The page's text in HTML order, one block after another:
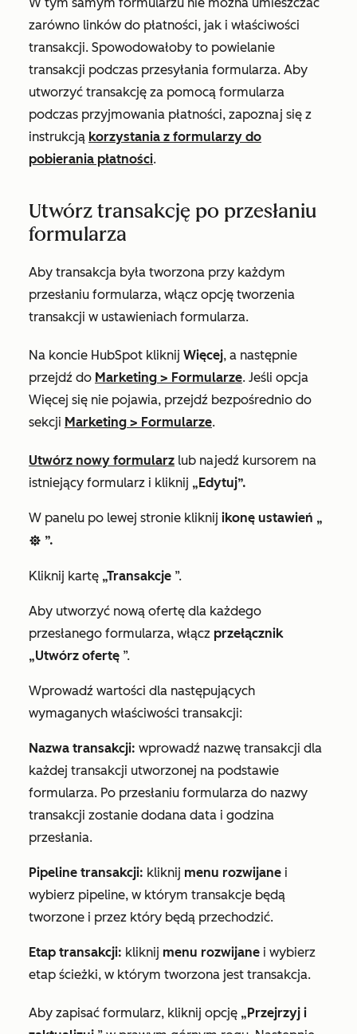
zarówno linków do płatności, jak i właściwości
transakcji. Spowodowałoby to powielanie
transakcji podczas przesyłania formularza. Aby
utworzyć transakcję za pomocą formularza
podczas przyjmowania płatności, zapoznaj się z
instrukcją korzystania z formularzy do
pobierania płatności.
Utwórz transakcję po przesłaniu
formularza
Aby transakcja była tworzona przy każdym
przesłaniu formularza, włącz opcję tworzenia
transakcji w ustawieniach formularza.
Na koncie HubSpot kliknij Więcej, a następnie
przejdź do Marketing > Formularze. Jeśli opcja
Więcej się nie pojawia, przejdź bezpośrednio do
sekcji Marketing > Formularze.
Utwórz nowy formularz lub najedź kursorem na
istniejący formularz i kliknij „Edytuj”.
W panelu po lewej stronie kliknij ikonę ustawień „
settings ”.
Kliknij kartę „Transakcje ”.
Aby utworzyć nową ofertę dla każdego
przesłanego formularza, włącz przełącznik
„Utwórz ofertę ”.
Wprowadź wartości dla następujących
wymaganych właściwości transakcji:
Nazwa transakcji: wprowadź nazwę transakcji dla
każdej transakcji utworzonej na podstawie
formularza. Po przesłaniu formularza do nazwy
transakcji zostanie dodana data i godzina
przesłania.
Pipeline transakcji: kliknij menu rozwijane i
wybierz pipeline, w którym transakcje będą
tworzone i przez który będą przechodzić.
Etap transakcji: kliknij menu rozwijane i wybierz
etap ścieżki, w którym tworzona jest transakcja.
Aby zapisać formularz, kliknij opcję „Przejrzyj i